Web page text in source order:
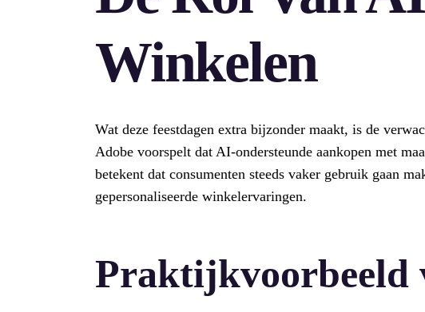
Winkelen
Wat deze feestdagen extra bijzonder maakt, is de
Adobe voorspelt dat AI-ondersteunde aankopen met
betekent dat consumenten steeds vaker gebruik gaan
gepersonaliseerde winkelervaringen.
Praktijkvoorbeeld